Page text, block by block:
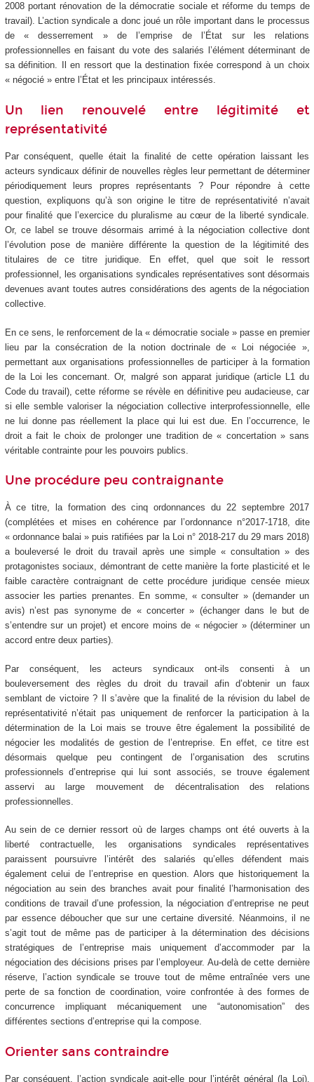
2008 portant rénovation de la démocratie sociale et réforme du temps de
travail). L’action syndicale a donc joué un rôle important dans le processus
de « desserrement » de l’emprise de l’État sur les relations
professionnelles en faisant du vote des salariés l’élément déterminant de
sa définition. Il en ressort que la destination fixée correspond à un choix
« négocié » entre l’État et les principaux intéressés.
Un lien renouvelé entre légitimité et
représentativité
Par conséquent, quelle était la finalité de cette opération laissant les
acteurs syndicaux définir de nouvelles règles leur permettant de déterminer
périodiquement leurs propres représentants ? Pour répondre à cette
question, expliquons qu’à son origine le titre de représentativité n’avait
pour finalité que l’exercice du pluralisme au cœur de la liberté syndicale.
Or, ce label se trouve désormais arrimé à la négociation collective dont
l’évolution pose de manière différente la question de la légitimité des
titulaires de ce titre juridique. En effet, quel que soit le ressort
professionnel, les organisations syndicales représentatives sont désormais
devenues avant toutes autres considérations des agents de la négociation
collective.
En ce sens, le renforcement de la « démocratie sociale » passe en premier
lieu par la consécration de la notion doctrinale de « Loi négociée »,
permettant aux organisations professionnelles de participer à la formation
de la Loi les concernant. Or, malgré son apparat juridique (article L1 du
Code du travail), cette réforme se révèle en définitive peu audacieuse, car
si elle semble valoriser la négociation collective interprofessionnelle, elle
ne lui donne pas réellement la place qui lui est due. En l’occurrence, le
droit a fait le choix de prolonger une tradition de « concertation » sans
véritable contrainte pour les pouvoirs publics.
Une procédure peu contraignante
À ce titre, la formation des cinq ordonnances du 22 septembre 2017
(complétées et mises en cohérence par l’ordonnance n°2017-1718, dite
« ordonnance balai » puis ratifiées par la Loi n° 2018-217 du 29 mars 2018)
a bouleversé le droit du travail après une simple « consultation » des
protagonistes sociaux, démontrant de cette manière la forte plasticité et le
faible caractère contraignant de cette procédure juridique censée mieux
associer les parties prenantes. En somme, « consulter » (demander un
avis) n’est pas synonyme de « concerter » (échanger dans le but de
s’entendre sur un projet) et encore moins de « négocier » (déterminer un
accord entre deux parties).
Par conséquent, les acteurs syndicaux ont-ils consenti à un
bouleversement des règles du droit du travail afin d’obtenir un faux
semblant de victoire ? Il s’avère que la finalité de la révision du label de
représentativité n’était pas uniquement de renforcer la participation à la
détermination de la Loi mais se trouve être également la possibilité de
négocier les modalités de gestion de l’entreprise. En effet, ce titre est
désormais quelque peu contingent de l’organisation des scrutins
professionnels d’entreprise qui lui sont associés, se trouve également
asservi au large mouvement de décentralisation des relations
professionnelles.
Au sein de ce dernier ressort où de larges champs ont été ouverts à la
liberté contractuelle, les organisations syndicales représentatives
paraissent poursuivre l’intérêt des salariés qu’elles défendent mais
également celui de l’entreprise en question. Alors que historiquement la
négociation au sein des branches avait pour finalité l’harmonisation des
conditions de travail d’une profession, la négociation d’entreprise ne peut
par essence déboucher que sur une certaine diversité. Néanmoins, il ne
s’agit tout de même pas de participer à la détermination des décisions
stratégiques de l’entreprise mais uniquement d’accommoder par la
négociation des décisions prises par l’employeur. Au-delà de cette dernière
réserve, l’action syndicale se trouve tout de même entraînée vers une
perte de sa fonction de coordination, voire confrontée à des formes de
concurrence impliquant mécaniquement une “autonomisation” des
différentes sections d’entreprise qui la compose.
Orienter sans contraindre
Par conséquent, l’action syndicale agit-elle pour l’intérêt général (la Loi),